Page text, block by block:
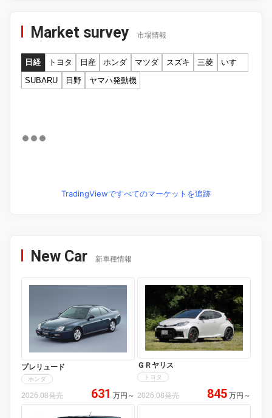
Market survey 市場情報
日経 トヨタ 日産 ホンダ マツダ スズキ 三菱
いすゞ
SUBARU
日野 ヤマハ発動機
TradingViewですべてのマーケットを追跡
New Car 新車種情報
プレリュード
ホンダ
2026.08発売 631 万円 ～
ＧＲヤリス
トヨタ
2026.08発売 845 万円 ～